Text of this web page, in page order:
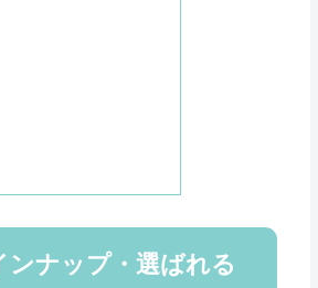
ナップ・選ばれる